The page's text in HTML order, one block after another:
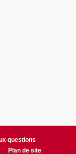
questions
Plan de site